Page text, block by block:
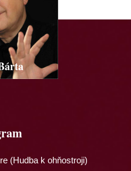
(Hudba k ohňostroji)